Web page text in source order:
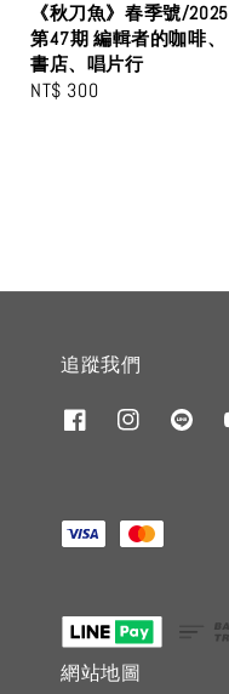
《秋刀魚》春季號/2025
第47期 編輯者的咖啡、
書店、唱片行
Regular
NT$ 300
追蹤我們
網站地圖